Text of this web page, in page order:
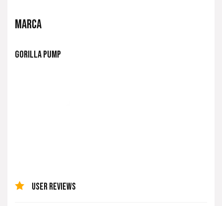
MARCA
GORILLA PUMP
USER REVIEWS